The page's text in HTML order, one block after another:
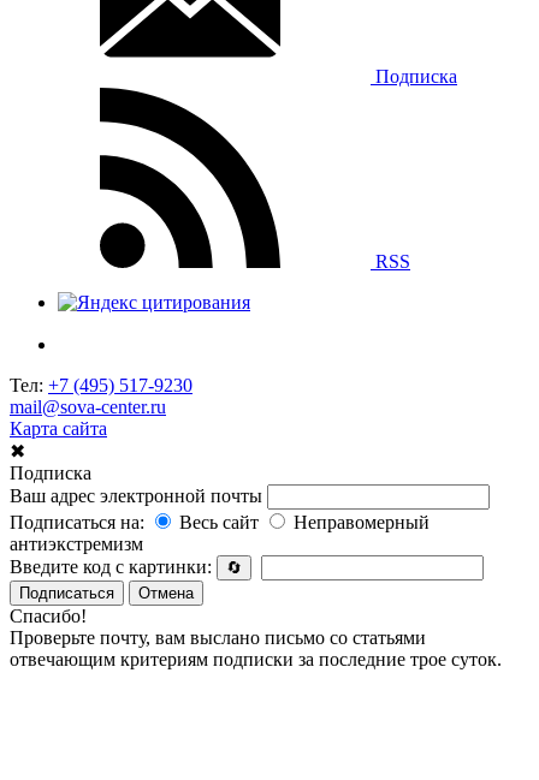
Подписка
RSS
Тел: +7 (495) 517-9230
mail@sova-center.ru
Карта сайта
✖
Подписка
Ваш адрес электронной почты
Подписаться на:
Весь сайт
Неправомерный
антиэкстремизм
Введите код с картинки:
🔄
Подписаться
Отмена
Спасибо!
Проверьте почту, вам выслано письмо со статьями
отвечающим критериям подписки за последние трое суток.